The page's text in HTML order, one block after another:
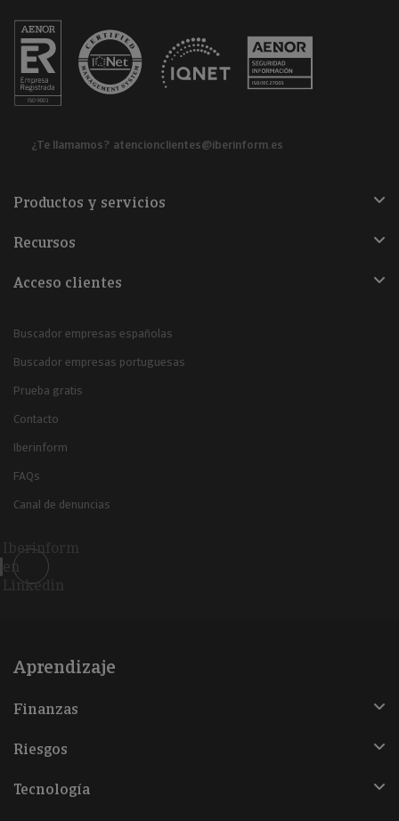
¿Te llamamos? atencionclientes@iberinform.es
Productos y servicios
Recursos
Acceso clientes
Buscador empresas españolas
Buscador empresas portuguesas
Prueba gratis
Contacto
Iberinform
FAQs
Canal de denuncias
Iberinform
en
Linkedin
Aprendizaje
Finanzas
Riesgos
Tecnología